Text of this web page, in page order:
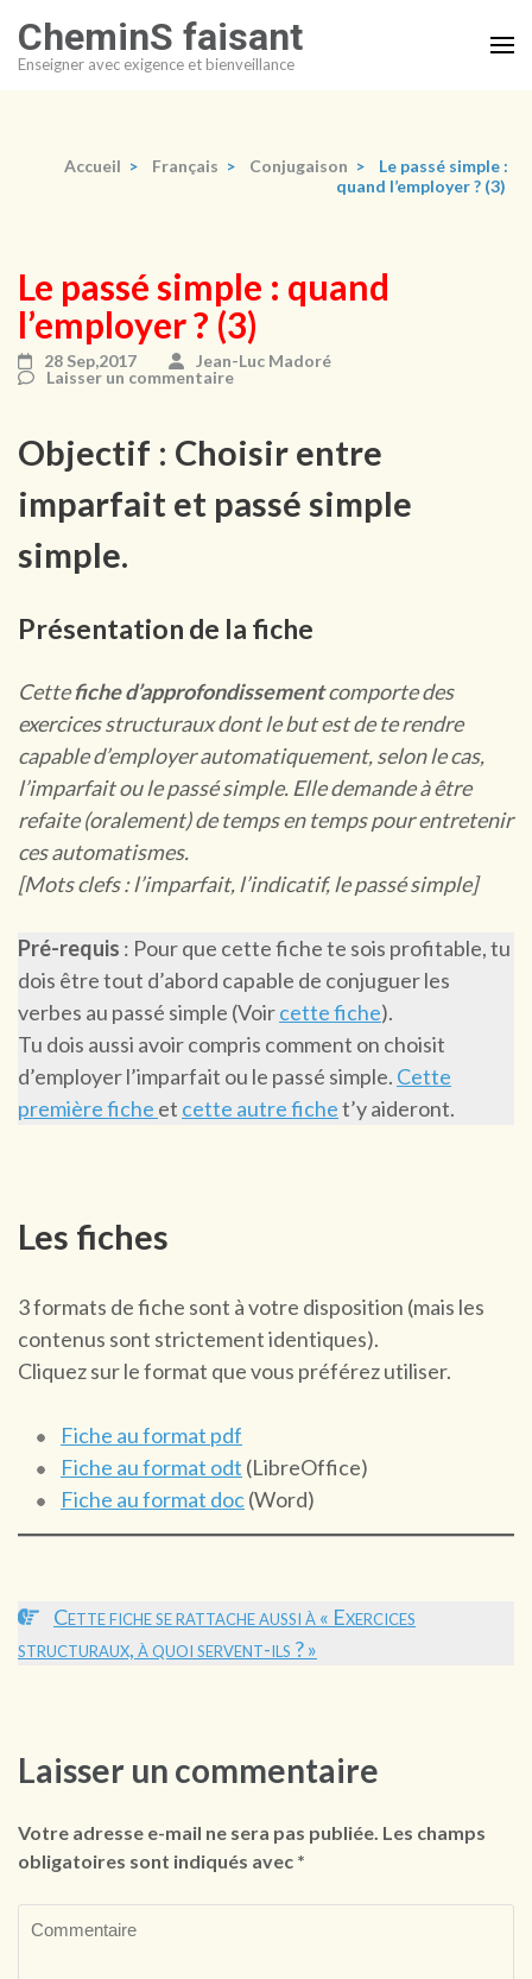
au
contenu
CheminS faisant
Enseigner avec exigence et bienveillance
Accueil > Français > Conjugaison >
Le passé simple :
quand l’employer ? (3)
Le passé simple : quand
l’employer ? (3)
28 Sep,2017
Jean-Luc Madoré
Laisser un commentaire
Objectif : Choisir entre
imparfait et passé simple
simple.
Présentation de la fiche
Cettefiche d’approfondissementcomporte des
exercices structuraux dont le but est de te rendre
capable d’employer automatiquement, selon le cas,
l’imparfait ou le passé simple. Elle demande à être
refaite (oralement) de temps en temps pour entretenir
ces automatismes.
[Mots clefs : l’imparfait, l’indicatif, le passé simple]
Pré-requis : Pour que cette fiche te sois profitable, tu
dois être tout d’abord capable de conjuguer les
verbes au passé simple (Voircette fiche).
Tu dois aussi avoir compris comment on choisit
d’employer l’imparfait ou le passé simple. Cette
première fiche et cette autre fichet’y aideront.
Les fiches
3 formats de fiche sont à votre disposition (mais les
contenus sont strictement identiques).
Cliquez sur le format que vous préférez utiliser.
Fiche au format pdf
Fiche au format odt (LibreOffice)
Fiche au format doc(Word)
Cette fiche se rattache aussi à « Exercices
structuraux, à quoi servent-ils ? »
Laisser un commentaire
Votre adresse e-mail ne sera pas publiée. Les champs
obligatoires sont indiqués avec *